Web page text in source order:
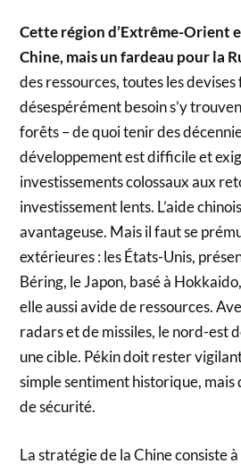
Cette région d’Extrême-Orient
Chine, mais un fardeau pour la
des ressources, toutes les
désespérément besoin s’y
forêts – de quoi tenir des
développement est difficile et
investissements colossaux aux
investissement lents. L’aide
avantageuse. Mais il faut se
extérieures : les États-Unis,
Béring, le Japon, basé à
elle aussi avide de ressources.
radars et de missiles, le nord-est
une cible. Pékin doit rester vigilant
simple sentiment historique, mais
de sécurité.
La stratégie de la Chine consiste